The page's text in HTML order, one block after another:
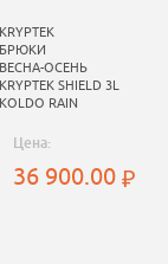
KRYPTEK
БРЮКИ
ВЕСНА-ОСЕНЬ
KRYPTEK SHIELD 3L
KOLDO RAIN
Цена:
36 900.00